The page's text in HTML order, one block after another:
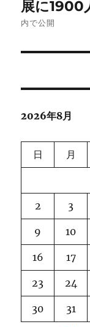
ナ
ビ
ョ
展に1900
内で公開
2026年8月
日 月
2 3
9 10
16 17
23 24
30 31